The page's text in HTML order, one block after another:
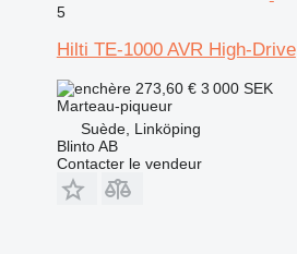
5
Hilti TE-1000 AVR High-Drive
273,60 € 3 000 SEK
Marteau-piqueur
Suède, Linköping
Blinto AB
Contacter le vendeur